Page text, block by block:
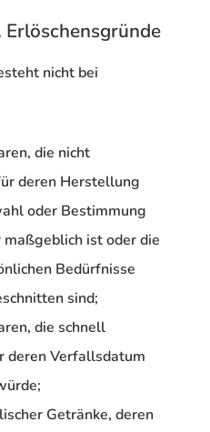
nicht bei
die nicht
deren Herstellung
oder Bestimmung
maßgeblich ist oder die
Bedürfnisse
sind;
die schnell
deren Verfallsdatum
Getränke, deren